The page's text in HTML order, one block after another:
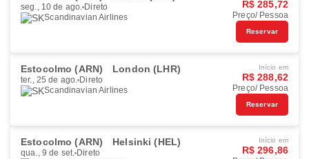
seg., 10 de ago. Direto
Scandinavian Airlines
R$ 285,72
Preço/ Pessoa
Reservar
Estocolmo (ARN) London (LHR)
ter., 25 de ago. Direto
Scandinavian Airlines
Início em
R$ 288,62
Preço/ Pessoa
Reservar
Estocolmo (ARN) Helsinki (HEL)
qua., 9 de set. Direto
Início em
R$ 296,86